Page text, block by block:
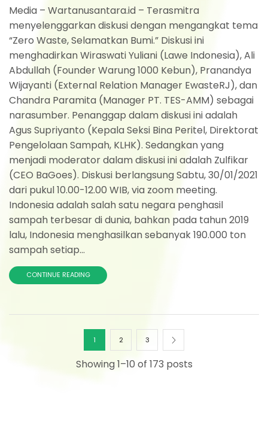
Media – Wartanusantara.id – Terasmitra
menyelenggarkan diskusi dengan mengangkat tema
“Zero Waste, Selamatkan Bumi.” Diskusi ini
menghadirkan Wiraswati Yuliani (Lawe Indonesia), Ali
Abdullah (Founder Warung 1000 Kebun), Pranandya
Wijayanti (External Relation Manager EwasteRJ), dan
Chandra Paramita (Manager PT. TES-AMM) sebagai
narasumber. Penanggap dalam diskusi ini adalah
Agus Supriyanto (Kepala Seksi Bina Peritel, Direktorat
Pengelolaan Sampah, KLHK). Sedangkan yang
menjadi moderator dalam diskusi ini adalah Zulfikar
(CEO BaGoes). Diskusi berlangsung Sabtu, 30/01/2021
dari pukul 10.00-12.00 WIB, via zoom meeting.
Indonesia adalah salah satu negara penghasil
sampah terbesar di dunia, bahkan pada tahun 2019
lalu, Indonesia menghasilkan sebanyak 190.000 ton
sampah setiap...
CONTINUE READING
Showing 1–10 of 173 posts
1 2 3